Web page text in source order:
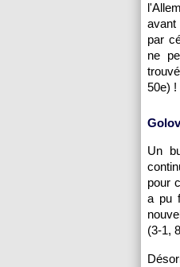
avant
par
ne
50e) !
Un
pour
a pu
(3-1,